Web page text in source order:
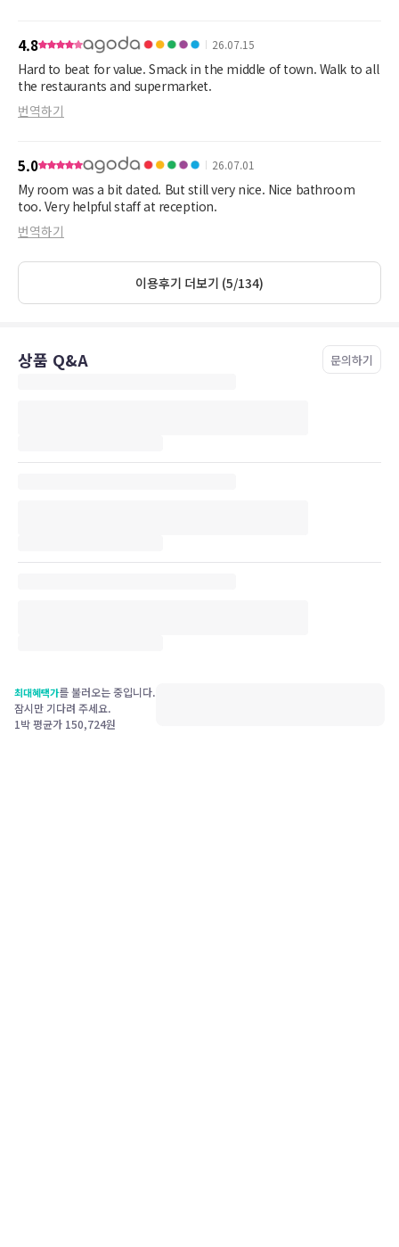
4.8 26.07.15
Hard to beat for value. Smack in the middle of town. Walk to all
the restaurants and supermarket.
번역하기
5.0 26.07.01
My room was a bit dated. But still very nice. Nice bathroom
too. Very helpful staff at reception.
번역하기
이용후기 더보기 (5/134)
상품 Q&A 문의하기
최대혜택가를 불러오는 중입니다.
잠시만 기다려 주세요.
1박 평균가 150,724원